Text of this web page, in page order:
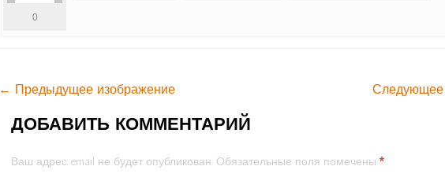
0
← Предыдущее изображение Следующее
ДОБАВИТЬ КОММЕНТАРИЙ
Ваш адрес email не будет опубликован. Обязательные поля помечены*